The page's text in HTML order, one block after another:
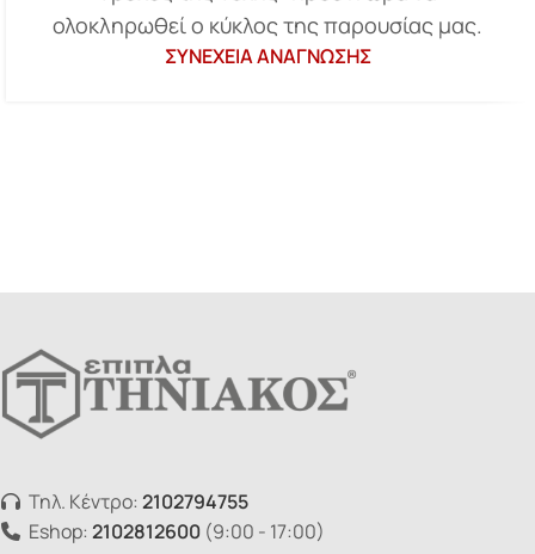
ολοκληρωθεί ο κύκλος της παρουσίας μας.
ΣΥΝΈΧΕΙΑ ΑΝΆΓΝΩΣΗΣ
Τηλ. Κέντρο: 2102794755
Eshop: 2102812600 (9:00 - 17:00)